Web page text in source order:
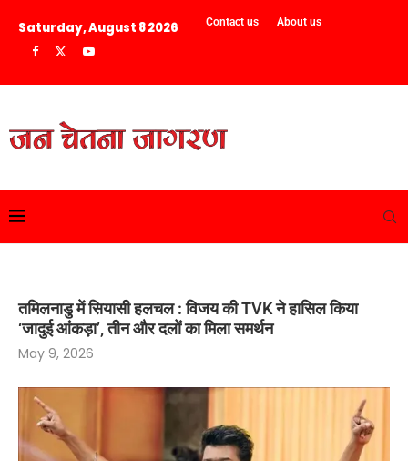
Saturday, August 8 2026 Contact us About us
तमिलनाडु में सियासी हलचल : विजय की TVK ने हासिल किया
‘जादुई आंकड़ा’, तीन और दलों का मिला समर्थन
May 9, 2026